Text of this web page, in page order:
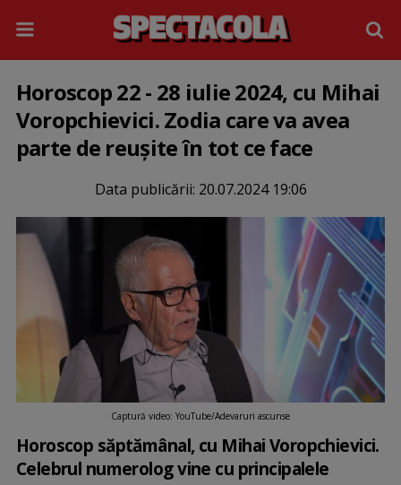
Horoscop 22 - 28 iulie 2024, cu Mihai
Voropchievici. Zodia care va avea
parte de reușite în tot ce face
Data publicării: 20.07.2024 19:06
Captură video: YouTube/Adevaruri ascunse
Horoscop săptămânal, cu Mihai Voropchievici.
Celebrul numerolog vine cu principalele